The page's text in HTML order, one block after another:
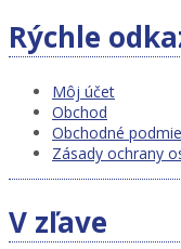
Rýchle
Môj účet
Obchod
Obchodné
Zásady ochrany
V zľave